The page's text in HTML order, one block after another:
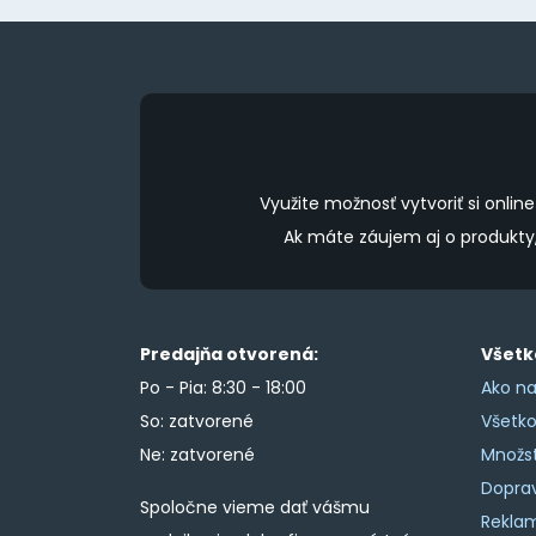
on
product
Využite možnosť vytvoriť si
Ak máte záujem aj o
Predajňa otvorená:
Po - Pia: 8:30 - 18:00
So: zatvorené
Ne: zatvorené
Spoločne vieme dať vášmu
Ako